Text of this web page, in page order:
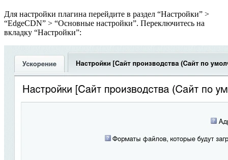
Для настройки плагина перейдите в раздел “Настройки” >
“EdgeCDN” > “Основные настройки”. Переключитесь на
вкладку “Настройки”: